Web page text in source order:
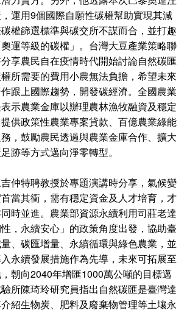
運用9個國際自願性碳權幫助實現其減
權篩選標準與碳交所不謀而合，並打趣
運等級的碳權」。台灣大豆產業策略聯
享農民自在疫情時代開始討論自然碳匯
所需要的費用小農無法負擔，希望未來
跟上國際趨勢，開發碳經濟。全國農業
示農業金庫以辦理農林漁牧融資及穩定
供政策性農業專案貸款、百億農業綠能
，鼓勵農民透過與農業金庫合作、擴大
跡等方式邁向淨零轉型。
仲特聘教授於專題演講時分享，氣候變
當其衝，需有穩定資金及人才培育，才
時並進。農業部資源永續利用司莊老達
，永續安心」的政策角度出發，協助臺
、碳匯增量、永續循環與綠色農業，並
永續發展措施作為先導，未來可拓展至
朝向2040年增匯1000萬公噸的目標邁
所陳琦玲研究員指出自然碳匯是臺灣達
紹生物炭、肥料及廢棄物管理等土壤永